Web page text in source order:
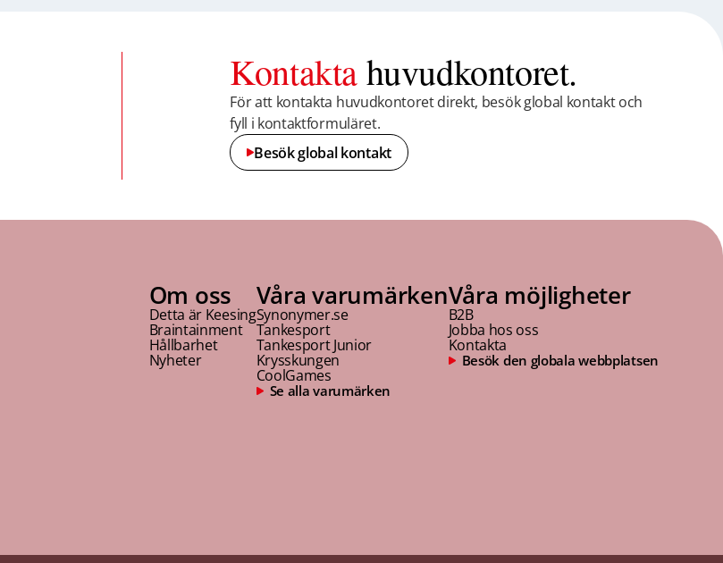
Kontaktahuvudkontoret.
För att kontakta huvudkontoret direkt, besök global kontakt och
fyll i kontaktformuläret.
Besök global kontakt
Om oss
Detta är Keesing
Braintainment
Hållbarhet
Nyheter
Våra varumärken
Synonymer.se
Tankesport
Tankesport Junior
Krysskungen
CoolGames
Se alla varumärken
Våra möjligheter
B2B
Jobba hos oss
Kontakta
Besök den globala webbplatsen